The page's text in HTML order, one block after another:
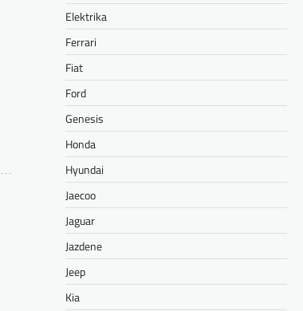
Elektrika
Ferrari
Fiat
Ford
Genesis
Honda
Hyundai
Jaecoo
Jaguar
Jazdene
Jeep
Kia